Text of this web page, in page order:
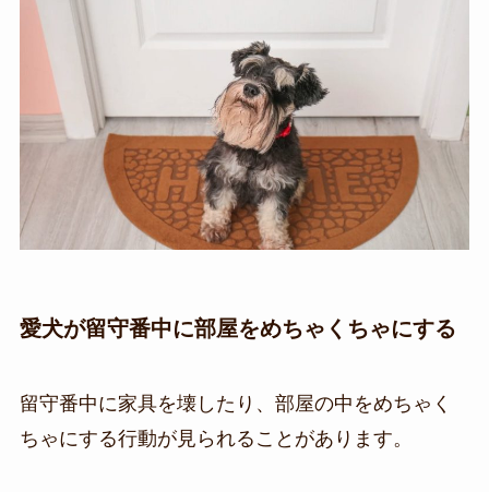
愛犬が留守番中に部屋をめちゃくちゃにする
留守番中に家具を壊したり、部屋の中をめちゃく
ちゃにする行動が見られることがあります。